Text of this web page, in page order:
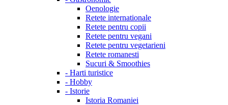
Oenologie
Retete internationale
Retete pentru copii
Retete pentru vegani
Retete pentru vegetarieni
Retete romanesti
Sucuri & Smoothies
- Harti turistice
- Hobby
- Istorie
Istoria Romaniei